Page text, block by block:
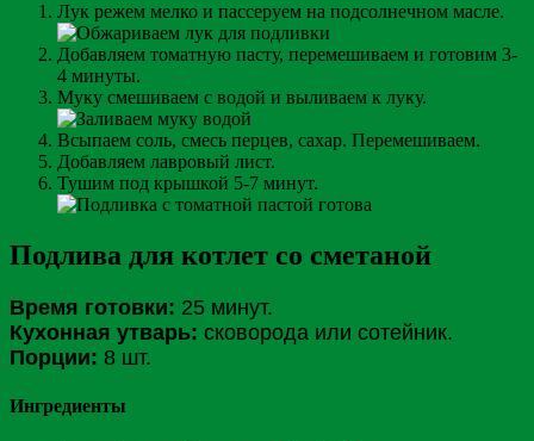
Лук режем мелко и пассеруем на подсолнечном масле.
Добавляем томатную пасту, перемешиваем и готовим 3-
4 минуты.
Муку смешиваем с водой и выливаем к луку.
Всыпаем соль, смесь перцев, сахар. Перемешиваем.
Добавляем лавровый лист.
Тушим под крышкой 5-7 минут.
Подлива для котлет со сметаной
Время готовки: 25 минут.
Кухонная утварь: сковорода или сотейник.
Порции: 8 шт.
Ингредиенты